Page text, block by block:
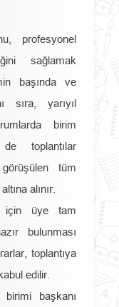
profesyonel
sağlamak
başında ve
sıra, yarıyıl
birim
toplantılar
görüşülen tüm
alınır.
için üye tam
bulunması
toplantıya
edilir.
başkanı